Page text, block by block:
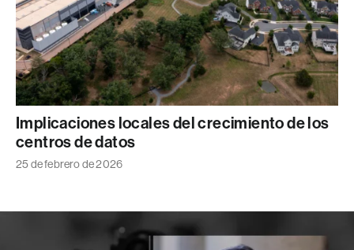
Implicaciones locales del crecimiento de los
centros de datos
25 de febrero de 2026